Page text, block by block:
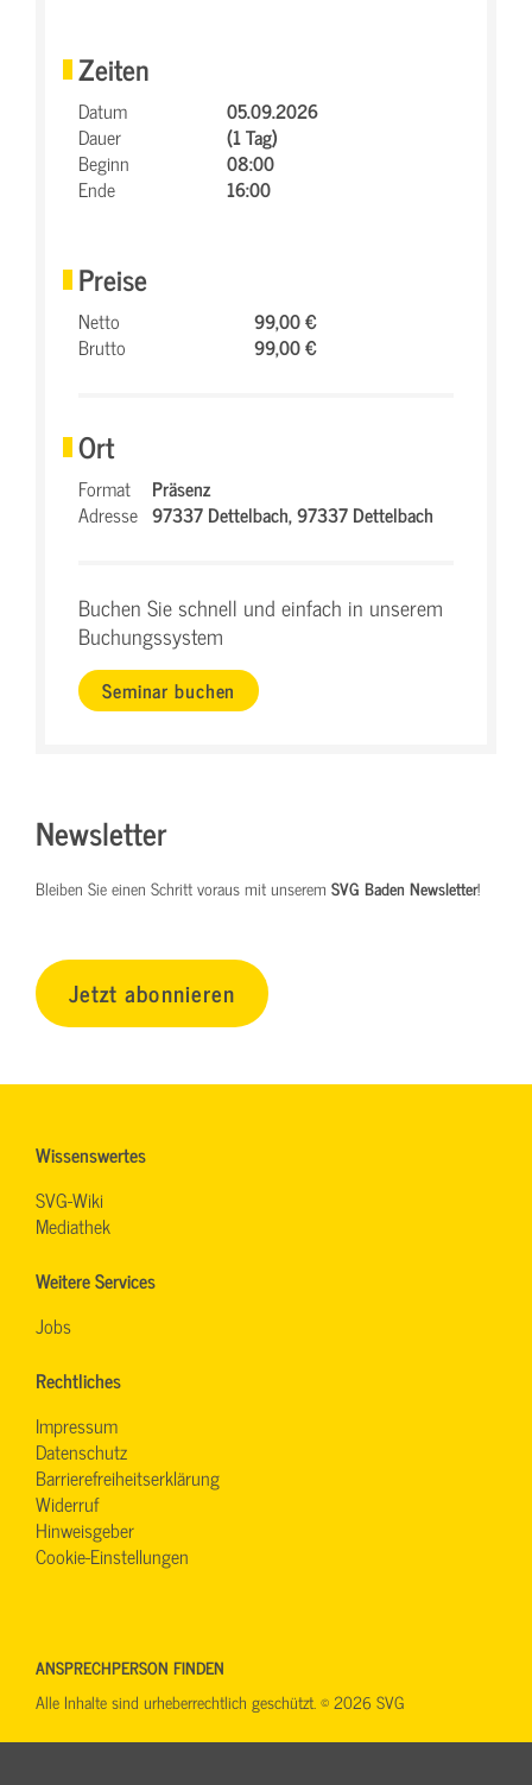
Zeiten
Datum
05.09.2026
Dauer
(1 Tag)
Beginn
08:00
Ende
16:00
Preise
Netto
99,00 €
Brutto
99,00 €
Ort
Format
Präsenz
Adresse 97337 Dettelbach,97337 Dettelbach
Buchen Sie schnell und einfach in unserem
Buchungssystem
Seminar buchen
Newsletter
Bleiben Sie einen Schritt voraus mit unserem SVG Baden Newsletter!
Jetzt abonnieren
Wissenswertes
SVG-Wiki
Mediathek
Weitere Services
Jobs
Rechtliches
Impressum
Datenschutz
Barrierefreiheitserklärung
Widerruf
Hinweisgeber
Cookie-Einstellungen
ANSPRECHPERSON FINDEN
Alle Inhalte sind urheberrechtlich geschützt. © 2026 SVG